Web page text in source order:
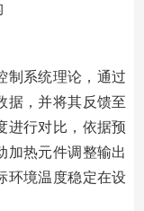
制系统理论，通过
据，并将其反馈至
进行对比，依据预
加热元件调整输出
环境温度稳定在设